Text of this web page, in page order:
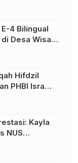
Perjalanan
4 Bilingual
Desa Wisata
Hifdzil
PHBI Isra
7
Kayla
NUS